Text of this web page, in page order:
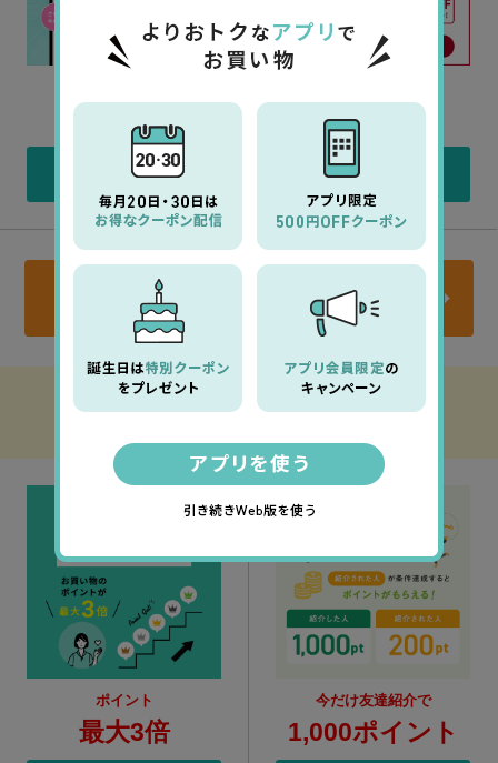
500円OFF
詳しくはこちら
2,000円OFF
詳しくはこちら
商品一覧はこちら
ポイント
最大3倍
今だけ友達紹介で
1,000ポイント